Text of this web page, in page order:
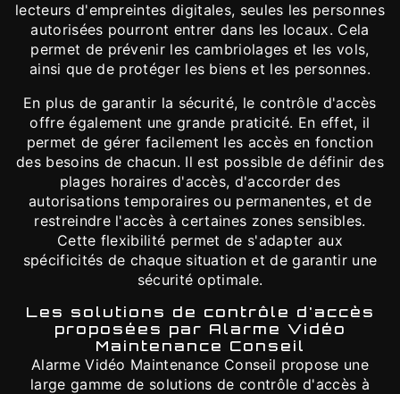
lecteurs d'empreintes digitales, seules les personnes
autorisées pourront entrer dans les locaux. Cela
permet de prévenir les cambriolages et les vols,
ainsi que de protéger les biens et les personnes.
En plus de garantir la sécurité, le contrôle d'accès
offre également une grande praticité. En effet, il
permet de gérer facilement les accès en fonction
des besoins de chacun. Il est possible de définir des
plages horaires d'accès, d'accorder des
autorisations temporaires ou permanentes, et de
restreindre l'accès à certaines zones sensibles.
Cette flexibilité permet de s'adapter aux
spécificités de chaque situation et de garantir une
sécurité optimale.
Les solutions de contrôle d'accès
proposées par Alarme Vidéo
Maintenance Conseil
Alarme Vidéo Maintenance Conseil propose une
large gamme de solutions de contrôle d'accès à